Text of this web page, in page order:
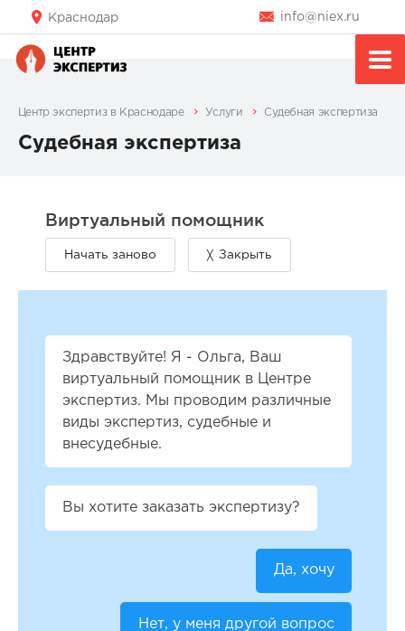
Краснодар info@niex.ru
Центр экспертиз в Краснодаре Услуги Судебная экспертиза
Судебная экспертиза
Здравствуйте! Я - Ольга, Ваш
виртуальный помощник в Центре
экспертиз. Мы проводим различные
виды экспертиз, судебные и
внесудебные.
Вы хотите заказать экспертизу?
Да, хочу
Нет, у меня другой вопрос